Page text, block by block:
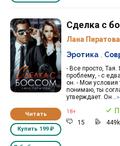
Читать
Купить 199 ₽
Сделка с
Лана Пиратова
- Все просто, Тая.
проблему, - с
он. - Мои условия
понимаю, ты
утверждает. Он...
Эротика
18+
15